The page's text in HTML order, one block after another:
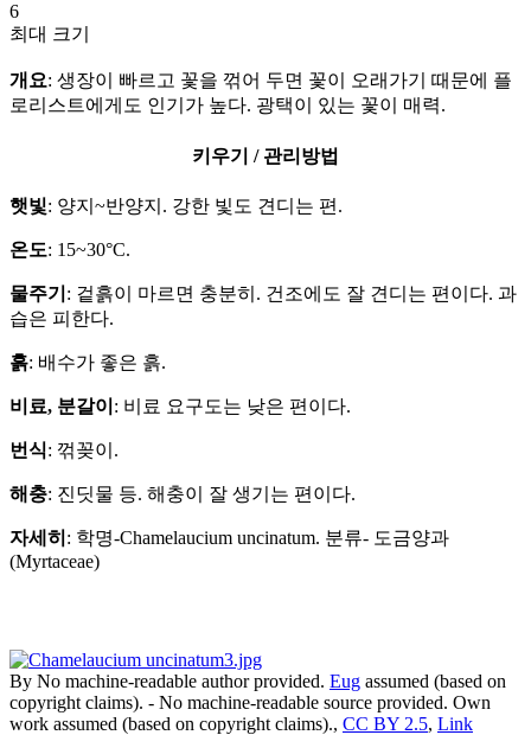
6
최대 크기
개요: 생장이 빠르고 꽃을 꺾어 두면 꽃이 오래가기 때문에 플
로리스트에게도 인기가 높다. 광택이 있는 꽃이 매력.
키우기 / 관리방법
햇빛: 양지~반양지. 강한 빛도 견디는 편.
온도: 15~30°C.
물주기 : 겉흙이 마르면 충분히. 건조에도 잘 견디는 편이다. 과
습은 피한다.
흙: 배수가 좋은 흙.
비료, 분갈이 : 비료 요구도는 낮은 편이다.
번식: 꺾꽂이.
해충: 진딧물 등. 해충이 잘 생기는 편이다.
자세히 : 학명-Chamelaucium uncinatum. 분류- 도금양과
(Myrtaceae)
By No machine-readable author provided. Eug assumed (based on
copyright claims). - No machine-readable source provided. Own
work assumed (based on copyright claims)., CC BY 2.5, Link